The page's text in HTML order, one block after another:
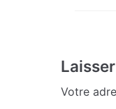
Votre